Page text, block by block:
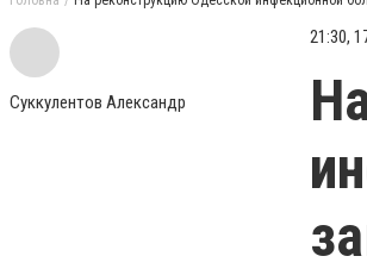
Суккулентов Александр
21:30,